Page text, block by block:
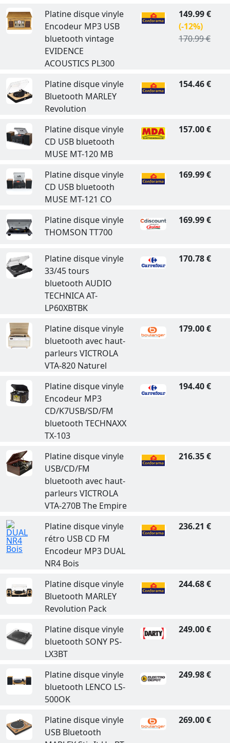
Platine disque vinyle
Encodeur MP3 USB
bluetooth vintage
EVIDENCE
ACOUSTICS PL300
149.99 €
(-12%)
170.99 €
Platine disque vinyle
Bluetooth MARLEY
Revolution
154.46 €
Platine disque vinyle
CD USB bluetooth
MUSE MT-120 MB
157.00 €
Platine disque vinyle
CD USB bluetooth
MUSE MT-121 CO
169.99 €
Platine disque vinyle
THOMSON TT700
169.99 €
Platine disque vinyle
33/45 tours
bluetooth AUDIO
TECHNICA AT-
LP60XBTBK
170.78 €
Platine disque vinyle
bluetooth avec haut-
parleurs VICTROLA
VTA-820 Naturel
179.00 €
Platine disque vinyle
Encodeur MP3
CD/K7USB/SD/FM
bluetooth TECHNAXX
TX-103
194.40 €
Platine disque vinyle
USB/CD/FM
bluetooth avec haut-
parleurs VICTROLA
VTA-270B The Empire
216.35 €
Platine disque vinyle
rétro USB CD FM
Encodeur MP3 DUAL
NR4 Bois
236.21 €
Platine disque vinyle
Bluetooth MARLEY
Revolution Pack
244.68 €
Platine disque vinyle
bluetooth SONY PS-
LX3BT
249.00 €
Platine disque vinyle
bluetooth LENCO LS-
500OK
249.98 €
Platine disque vinyle
USB Bluetooth
269.00 €